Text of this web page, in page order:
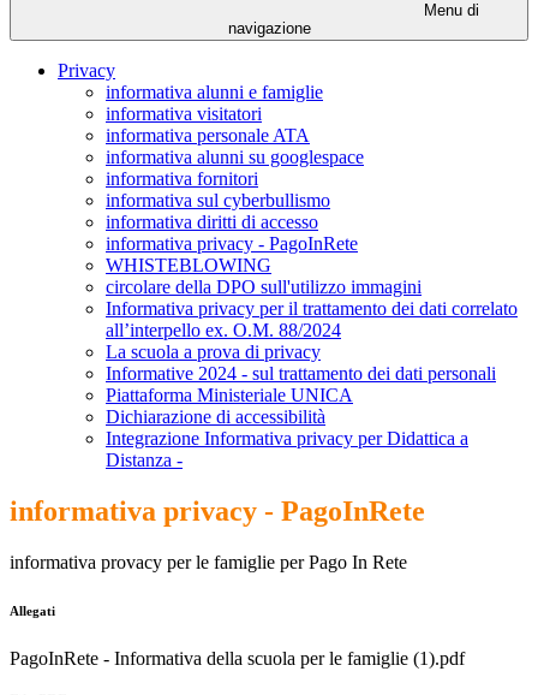
Menu di
navigazione
Privacy
informativa alunni e famiglie
informativa visitatori
informativa personale ATA
informativa alunni su googlespace
informativa fornitori
informativa sul cyberbullismo
informativa diritti di accesso
informativa privacy - PagoInRete
WHISTEBLOWING
circolare della DPO sull'utilizzo immagini
Informativa privacy per il trattamento dei dati correlato
all’interpello ex. O.M. 88/2024
La scuola a prova di privacy
Informative 2024 - sul trattamento dei dati personali
Piattaforma Ministeriale UNICA
Dichiarazione di accessibilità
Integrazione Informativa privacy per Didattica a
Distanza -
informativa privacy - PagoInRete
informativa provacy per le famiglie per Pago In Rete
Allegati
PagoInRete - Informativa della scuola per le famiglie (1).pdf